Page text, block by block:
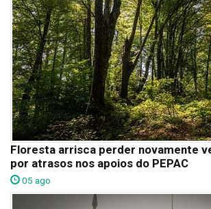
Floresta arrisca perder novamente
por atrasos nos apoios do PEPAC
05 ago